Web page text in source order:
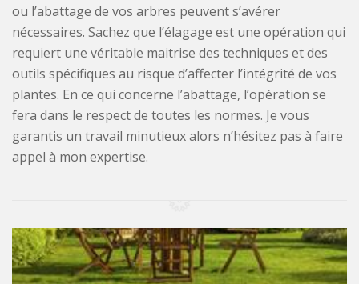
ou l’abattage de vos arbres peuvent s’avérer
nécessaires. Sachez que l’élagage est une opération qui
requiert une véritable maitrise des techniques et des
outils spécifiques au risque d’affecter l’intégrité de vos
plantes. En ce qui concerne l’abattage, l’opération se
fera dans le respect de toutes les normes. Je vous
garantis un travail minutieux alors n’hésitez pas à faire
appel à mon expertise.